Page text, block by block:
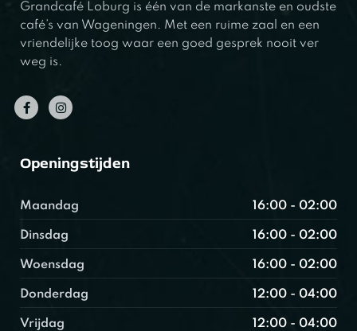
Grandcafé Loburg is één van de markanste en oudste
café’s van Wageningen. Met een ruime zaal en een
vriendelijke toog waar een goed gesprek nooit ver
weg is.
Openingstijden
Maandag 16:00 - 02:00
Dinsdag 16:00 - 02:00
Woensdag 16:00 - 02:00
Donderdag 12:00 - 04:00
Vrijdag 12:00 - 04:00